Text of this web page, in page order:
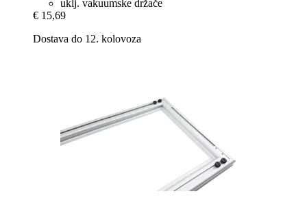
uklj. vakuumske držače
€ 15,69
Dostava do 12. kolovoza